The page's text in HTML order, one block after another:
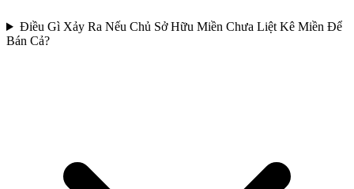
Điều Gì Xảy Ra Nếu Chủ Sở Hữu Miền Chưa Liệt Kê Miền Để
Bán Cả?